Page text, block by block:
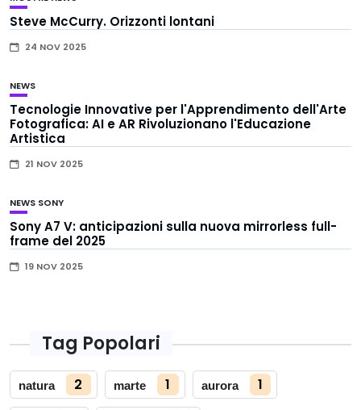
Steve McCurry. Orizzonti lontani
24 NOV 2025
NEWS
Tecnologie Innovative per l'Apprendimento dell'Arte
Fotografica: AI e AR Rivoluzionano l'Educazione
Artistica
21 NOV 2025
NEWS SONY
Sony A7 V: anticipazioni sulla nuova mirrorless full-
frame del 2025
19 NOV 2025
Tag Popolari
natura 2 marte 1 aurora 1